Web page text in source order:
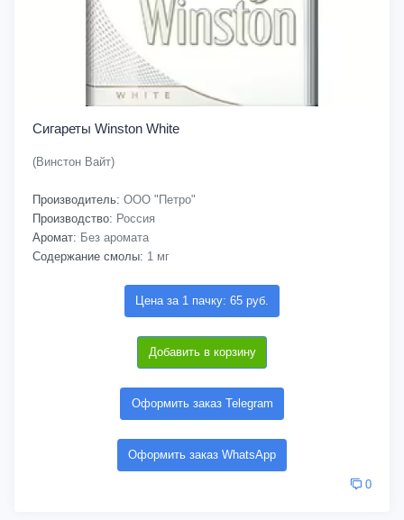
Сигареты Winston White
(Винстон Вайт)
Производитель: ООО "Петро"
Производство: Россия
Аромат: Без аромата
Содержание смолы: 1 мг
Цена за 1 пачку: 65 руб.
Добавить в корзину
Оформить заказ Telegram
Оформить заказ WhatsApp
0